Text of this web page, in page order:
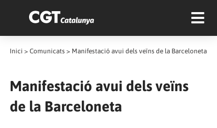
Inici > Comunicats > Manifestació avui dels veïns de la Barceloneta
Manifestació avui dels veïns
de la Barceloneta